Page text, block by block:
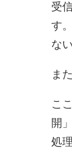
受
す
な
ま
こ
開
処